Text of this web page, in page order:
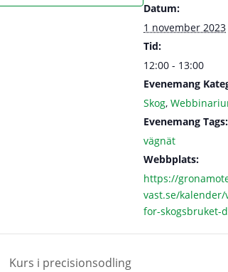
Datum:
1 november 2023
Tid:
12:00 - 13:00
Evenemang
Skog,
Evenemang Tags:
vägnät
Webbplats:
https://
vast.se/kalender/
for-skogsbruket-
Kurs i precisionsodling